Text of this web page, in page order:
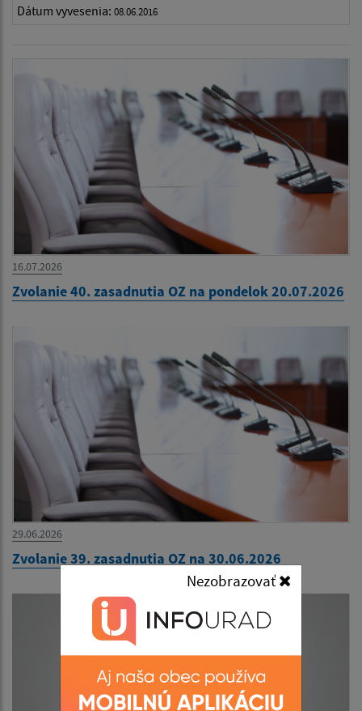
Nezobrazovať
Dátum vyvesenia: 08.06.2016
16.07.2026
Zvolanie 40. zasadnutia OZ na pondelok 20.07.2026
29.06.2026
Zvolanie 39. zasadnutia OZ na 30.06.2026